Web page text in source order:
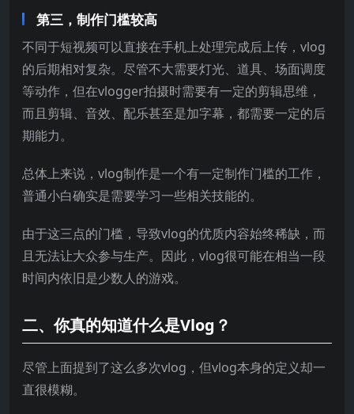
第三，制作门槛较高
不同于短视频可以直接在手机上处理完成后上传，vlog
的后期相对复杂。尽管不大需要灯光、道具、场面调度
等动作，但在vlogger拍摄时需要有一定的剪辑思维，
而且剪辑、音效、配乐甚至是加字幕，都需要一定的后
期能力。
总体上来说，vlog制作是一个有一定制作门槛的工作，
普通小白确实是需要学习一些相关技能的。
由于这三点的门槛，导致vlog的优质内容始终稀缺，而
且无法让大众参与生产。因此，vlog很可能在相当一段
时间内依旧是少数人的游戏。
二、你真的知道什么是Vlog？
尽管上面提到了这么多次vlog，但vlog本身的定义却一
直很模糊。